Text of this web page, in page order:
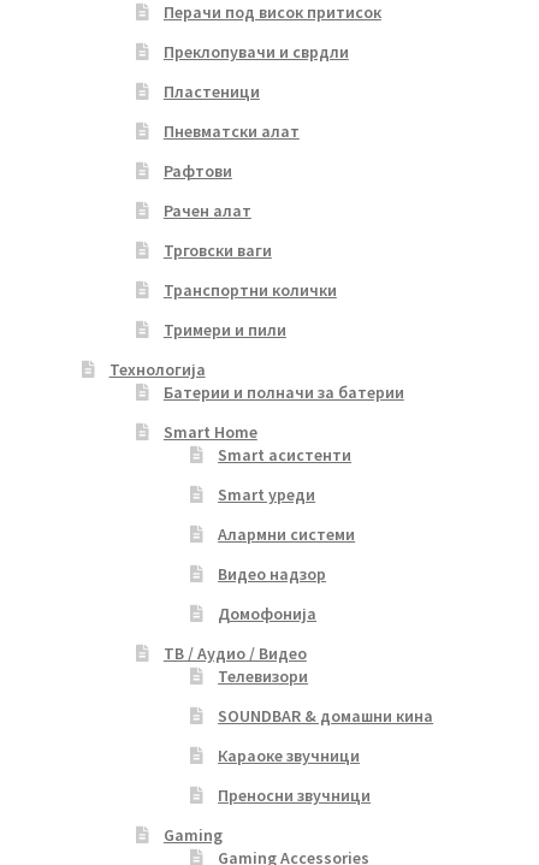
Перачи под висок притисок
Преклопувачи и сврдли
Пластеници
Пневматски алат
Рафтови
Рачен алат
Трговски ваги
Транспортни колички
Тримери и пили
Технологија
Батерии и полначи за батерии
Smart Home
Smart асистенти
Smart уреди
Алармни системи
Видео надзор
Домофонија
ТВ / Аудио / Видео
Телевизори
SOUNDBAR & домашни кина
Караоке звучници
Преносни звучници
Gaming
Gaming Accessories